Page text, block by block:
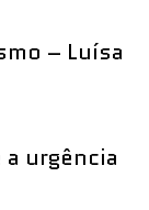
– Luísa
urgência